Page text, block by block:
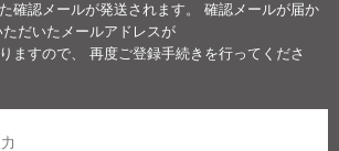
確認メールが発送されます。 確認メールが届か
だいたメールアドレスが
ますので、 再度ご登録手続きを行ってくださ